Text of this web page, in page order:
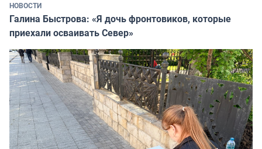
НОВОСТИ
Галина Быстрова: «Я дочь фронтовиков, которые
приехали осваивать Север»